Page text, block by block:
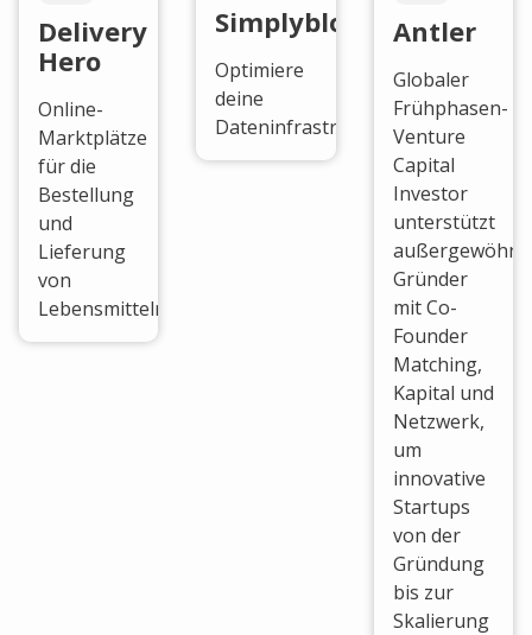
Delivery
Hero
Online-
Marktplätze
für die
Bestellung
und
Lieferung
von
Lebensmitteln.
Simplyblock
Optimiere
deine
Dateninfrastruktur
Antler
Globaler
Frühphasen-
Venture
Capital
Investor
unterstützt
Gründer
mit Co-
Founder
Matching,
Kapital und
Netzwerk,
um
innovative
Startups
von der
Gründung
bis zur
Skalierung